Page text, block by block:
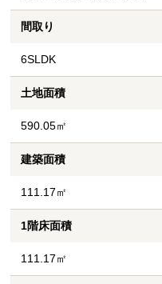
間取り
6SLDK
土地面積
590.05㎡
建築面積
111.17㎡
1階床面積
111.17㎡